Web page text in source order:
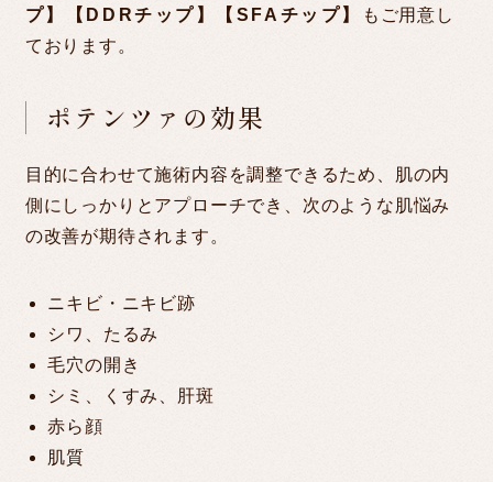
プ】【DDRチップ】【SFAチップ】
もご用意し
ております。
ポテンツァの効果
目的に合わせて施術内容を調整できるため、肌の内
側にしっかりとアプローチでき、次のような肌悩み
の改善が期待されます。
ニキビ・ニキビ跡
シワ、たるみ
毛穴の開き
シミ、くすみ、肝斑
赤ら顔
肌質